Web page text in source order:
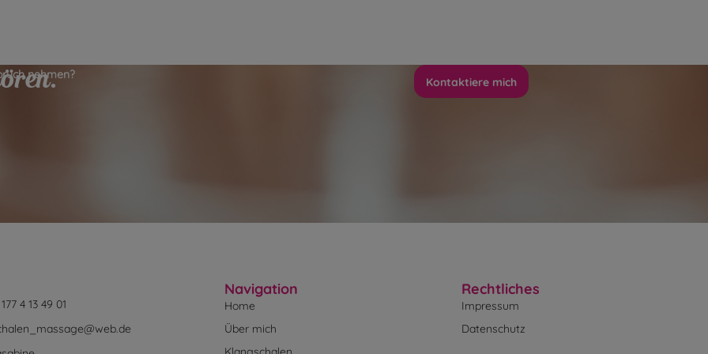
nehmen?
Kontaktiere mich
4 13 49 01
Navigation
Home
Über mich
Rechtliches
Impressum
Datenschutz